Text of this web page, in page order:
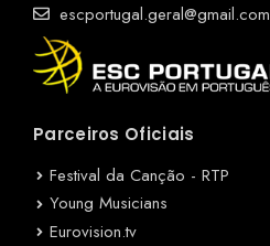
escportugal.geral@gmail.com
Parceiros Oficiais
Festival da Canção - RTP
Young Musicians
Eurovision.tv